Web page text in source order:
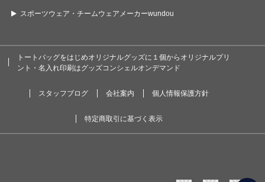
スポーツウェア・チームウェアメーカーwundou
トートバッグをはじめオリジナルグッズに１個からオリジナルプリ
ント・名入れ印刷はグッズコンシェルオンデマンド
スタッフブログ 会社案内 個人情報保護方針
特定商取引に基づく表示